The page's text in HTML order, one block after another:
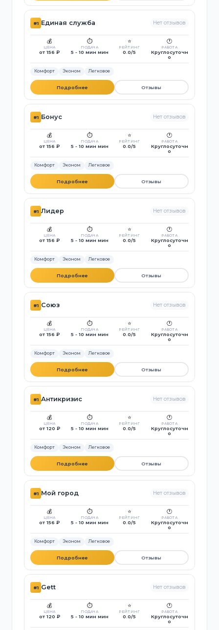
#1 Единая служба Нет отзывов
💰
ЦЕНА
от 156 ₽
⏱️
ПОДАЧА
5 - 10 мин мин
⭐
РЕЙТИНГ
0.0/5
🕐
РАБОТА
Круглосуточн
о
Комфорт Эконом Легковое
Подробнее Отзывы
#1 Бонус Нет отзывов
💰
ЦЕНА
от 156 ₽
⏱️
ПОДАЧА
5 - 10 мин мин
⭐
РЕЙТИНГ
0.0/5
🕐
РАБОТА
Круглосуточн
о
Комфорт Эконом Легковое
Подробнее Отзывы
#1 Лидер Нет отзывов
💰
ЦЕНА
от 156 ₽
⏱️
ПОДАЧА
5 - 10 мин мин
⭐
РЕЙТИНГ
0.0/5
🕐
РАБОТА
Круглосуточн
о
Комфорт Эконом Легковое
Подробнее Отзывы
#1 Союз Нет отзывов
💰
ЦЕНА
от 156 ₽
⏱️
ПОДАЧА
5 - 10 мин мин
⭐
РЕЙТИНГ
0.0/5
🕐
РАБОТА
Круглосуточн
о
Комфорт Эконом Легковое
Подробнее Отзывы
#1 Антикризис Нет отзывов
💰
ЦЕНА
от 120 ₽
⏱️
ПОДАЧА
5 - 10 мин мин
⭐
РЕЙТИНГ
0.0/5
🕐
РАБОТА
Круглосуточн
о
Комфорт Эконом Легковое
Подробнее Отзывы
#1 Мой город Нет отзывов
💰
ЦЕНА
от 156 ₽
⏱️
ПОДАЧА
5 - 10 мин мин
⭐
РЕЙТИНГ
0.0/5
🕐
РАБОТА
Круглосуточн
о
Комфорт Эконом Легковое
Подробнее Отзывы
#1 Gett Нет отзывов
💰
ЦЕНА
от 120 ₽
⏱️
ПОДАЧА
5 - 10 мин мин
⭐
РЕЙТИНГ
0.0/5
🕐
РАБОТА
Круглосуточн
о